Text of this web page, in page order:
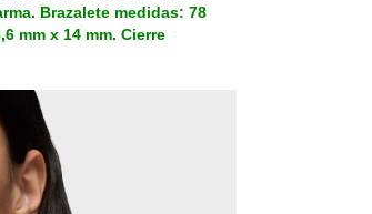
Brazalete medidas: 78
mm x 14 mm. Cierre